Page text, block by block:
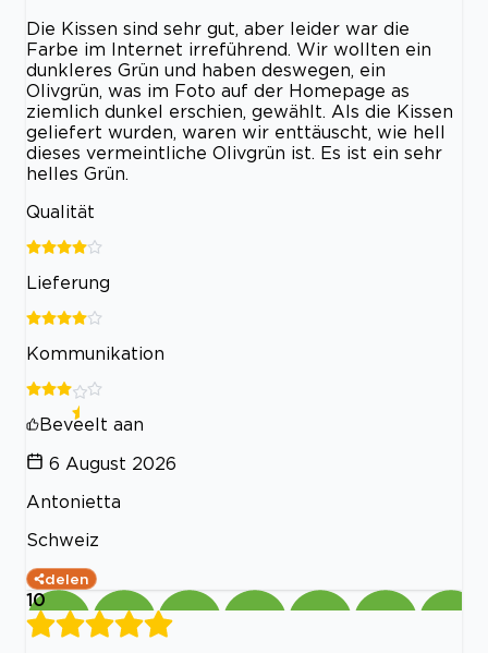
Die Kissen sind sehr gut, aber leider war die
Farbe im Internet irreführend. Wir wollten ein
dunkleres Grün und haben deswegen, ein
Olivgrün, was im Foto auf der Homepage as
ziemlich dunkel erschien, gewählt. Als die Kissen
geliefert wurden, waren wir enttäuscht, wie hell
dieses vermeintliche Olivgrün ist. Es ist ein sehr
helles Grün.
Qualität
Lieferung
Kommunikation
Beveelt aan
6 August 2026
Antonietta
Schweiz
delen
10